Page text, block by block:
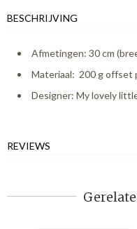
BESCHRIJVING
Afmetingen: 30 cm
Materiaal: 200 g offset
Designer: My lovely
REVIEWS